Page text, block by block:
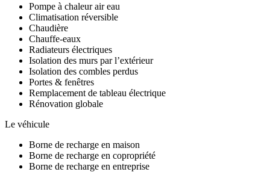
Pompe à chaleur air eau
Climatisation réversible
Chaudière
Chauffe-eaux
Radiateurs électriques
Isolation des murs par l’extérieur
Isolation des combles perdus
Portes & fenêtres
Remplacement de tableau électrique
Rénovation globale
Le véhicule
Borne de recharge en maison
Borne de recharge en copropriété
Borne de recharge en entreprise